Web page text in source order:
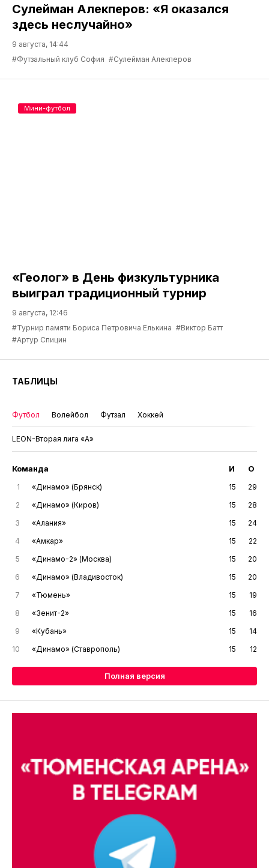
Сулейман Алекперов: «Я оказался
здесь неслучайно»
9 августа, 14:44
#Футзальный клуб София #Сулейман Алекперов
«Геолог» в День физкультурника
выиграл традиционный турнир
9 августа, 12:46
#Турнир памяти Бориса Петровича Елькина #Виктор Батт
#Артур Спицин
Мини-футбол
ТАБЛИЦЫ
Футбол Волейбол Футзал Хоккей
LEON-Вторая лига «А»
Команда И О
1 «Динамо» (Брянск) 15
29
2
«Динамо» (Киров) 15
28
3
«Алания» 15
24
4
«Амкар» 15
22
5
«Динамо-2» (Москва) 15
20
6
«Динамо» (Владивосток) 15
20
7
«Тюмень» 15
19
8
«Зенит-2» 15
16
9
«Кубань» 15
14
10
«Динамо» (Ставрополь) 15 12
Полная версия